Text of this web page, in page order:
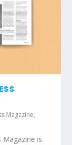
Magazine,
Magazine is